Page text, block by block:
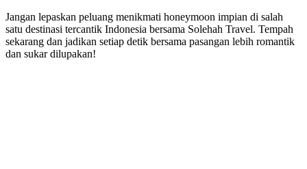
Jangan lepaskan peluang menikmati honeymoon impian di salah
satu destinasi tercantik Indonesia bersama Solehah Travel. Tempah
sekarang dan jadikan setiap detik bersama pasangan lebih romantik
dan sukar dilupakan!